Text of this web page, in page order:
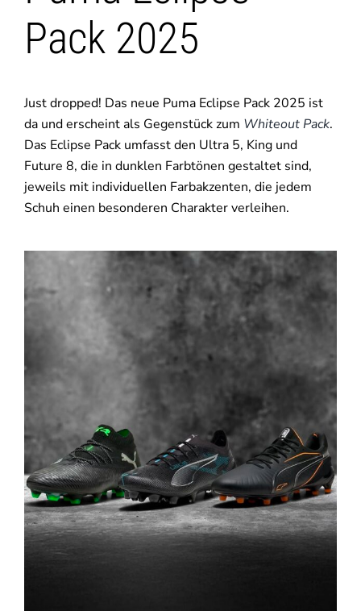
Pack 2025
Just dropped! Das neue Puma Eclipse Pack 2025 ist
da und erscheint als Gegenstück zum Whiteout Pack.
Das Eclipse Pack umfasst den Ultra 5, King und
Future 8, die in dunklen Farbtönen gestaltet sind,
jeweils mit individuellen Farbakzenten, die jedem
Schuh einen besonderen Charakter verleihen.